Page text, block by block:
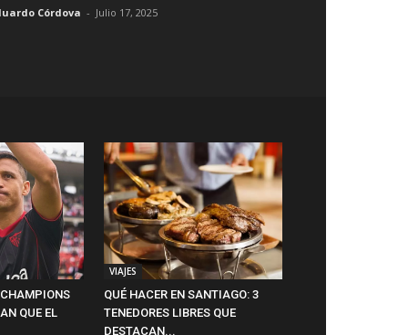
Córdova - Julio 17, 2025
QUE EL
VIAJES
QUÉ HACER EN SANTIAGO: 3
TENEDORES LIBRES QUE
DESTACAN...